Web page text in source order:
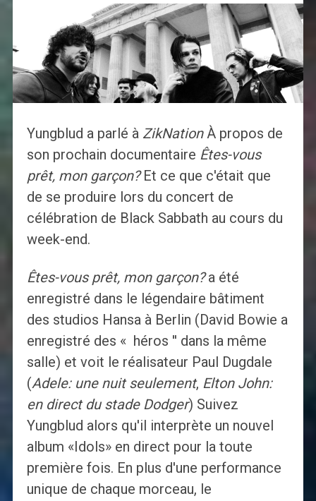
Yungblud a parlé à ZikNationÀ propos de
son prochain documentaire Êtes-vous
prêt, mon garçon?Et ce que c'était que
de se produire lors du concert de
célébration de Black Sabbath au cours du
week-end.
Êtes-vous prêt, mon garçon?a été
enregistré dans le légendaire bâtiment
des studios Hansa à Berlin (David Bowie a
enregistré des « héros '' dans la même
salle) et voit le réalisateur Paul Dugdale
(Adele: une nuit seulement, Elton John:
en direct du stade Dodger) Suivez
Yungblud alors qu'il interprète un nouvel
album «Idols» en direct pour la toute
première fois. En plus d'une performance
unique de chaque morceau, le